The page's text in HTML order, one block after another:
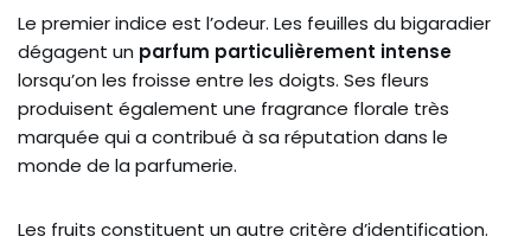
Le premier indice est l’odeur. Les feuilles du bigaradier
dégagent un parfum particulièrement intense
lorsqu’on les froisse entre les doigts. Ses fleurs
produisent également une fragrance florale très
marquée qui a contribué à sa réputation dans le
monde de la parfumerie.
Les fruits constituent un autre critère d’identification.